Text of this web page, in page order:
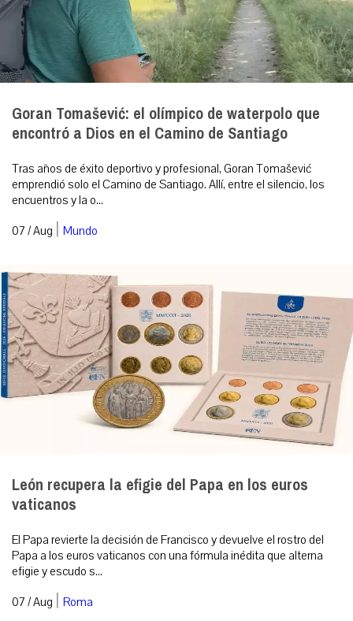
Goran Tomašević: el olímpico de waterpolo que
encontró a Dios en el Camino de Santiago
Tras años de éxito deportivo y profesional, Goran Tomašević
emprendió solo el Camino de Santiago. Allí, entre el silencio, los
encuentros y la o...
07 / Aug | Mundo
León recupera la efigie del Papa en los euros
vaticanos
El Papa revierte la decisión de Francisco y devuelve el rostro del
Papa a los euros vaticanos con una fórmula inédita que alterna
efigie y escudo s...
07 / Aug | Roma